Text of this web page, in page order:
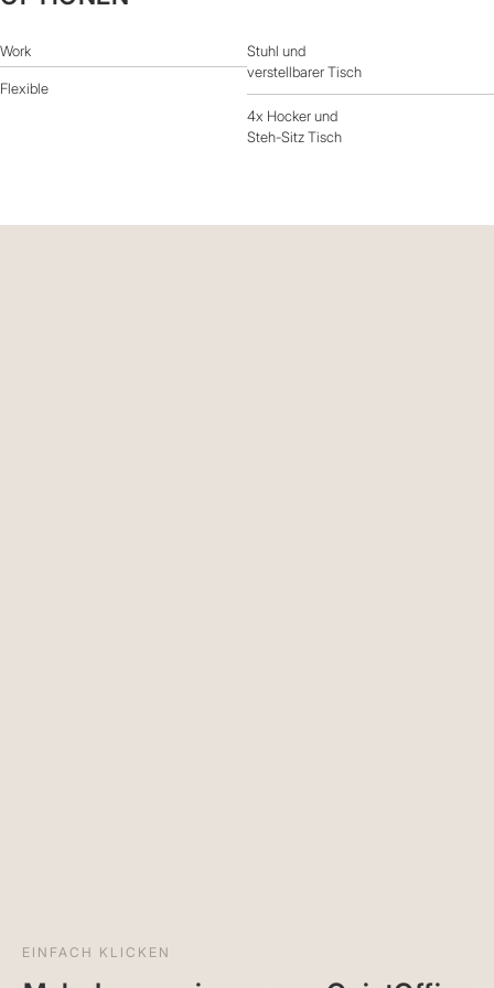
Work
Flexible
Stuhl und
verstellbarer Tisch
4x Hocker und
Steh-Sitz Tisch
EINFACH KLICKEN